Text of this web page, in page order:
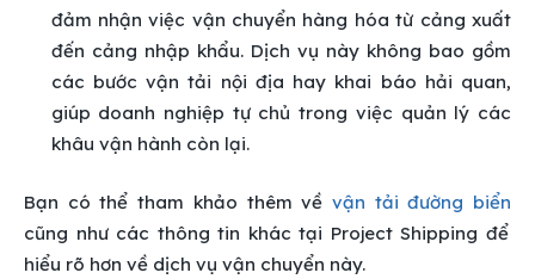
đảm nhận việc vận chuyển hàng hóa từ cảng xuất
đến cảng nhập khẩu. Dịch vụ này không bao gồm
các bước vận tải nội địa hay khai báo hải quan,
giúp doanh nghiệp tự chủ trong việc quản lý các
khâu vận hành còn lại.
Bạn có thể tham khảo thêm về vận tải đường biển
cũng như các thông tin khác tại Project Shipping để
hiểu rõ hơn về dịch vụ vận chuyển này.